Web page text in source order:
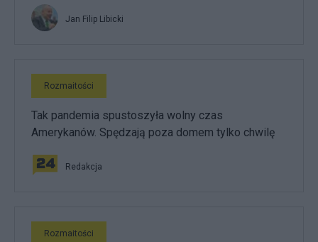
Jan Filip Libicki
Rozmaitości
Tak pandemia spustoszyła wolny czas
Amerykanów. Spędzają poza domem tylko chwilę
Redakcja
Rozmaitości